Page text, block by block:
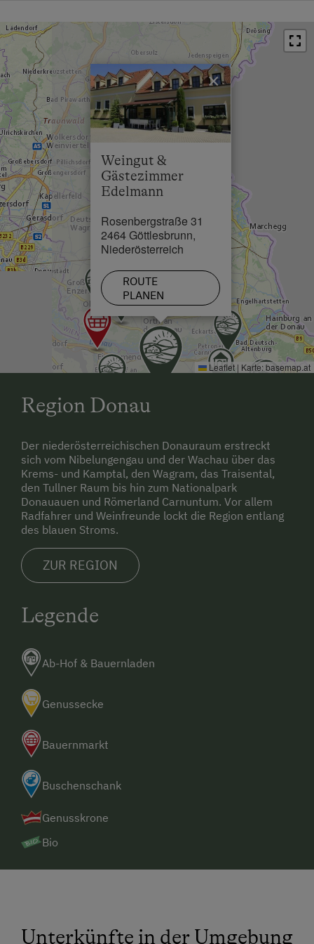
Restaurant in 0.7 km
Schwimmbad in 0.2 km
See / Teich in 15 km
Ostautobahn A4 von Wien oder Bratislava kommend,
Ausfahrt Bruck/Leitha West, anschliessend
Weiterfahrt nach Göttlesbrunn. Im Ort den Schildern
zu uns folgen.
Anfahrt mit dem Zug
Von Wien Hauptbahnhof bis Bruck/Leitha, von dort
sind es mit dem Taxi 10 Minuten bis zu uns. Gerne
holen wir Sie vom Bahnhof ab.
Anfahrt mit dem Flugzeug
Flughafen Wien-Schwechat - von dort sind es mit
dem Taxi 15 Minuten bis zu uns. Gerne holen wir Sie
auch vom Flughafen ab.
Weingut &
Gästezimmer
Edelmann
Rosenbergstraße 31
2464 Göttlesbrunn,
Niederösterreich
ROUTE
PLANEN
×
Leaflet | Karte:basemap.at
Region Donau
Der niederösterreichischen Donauraum erstreckt
sich vom Nibelungengau und der Wachau über das
Krems- und Kamptal, den Wagram, das Traisental,
den Tullner Raum bis hin zum Nationalpark
Donauauen und Römerland Carnuntum. Vor allem
Radfahrer und Weinfreunde lockt die Region entlang
des blauen Stroms.
ZUR REGION
Legende
Ab-Hof & Bauernladen
Genussecke
Bauernmarkt
Buschenschank
Genusskrone
Bio
Unterkünfte in der Umgebung